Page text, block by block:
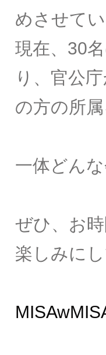
めさせて
現在、30
り、官公
の方の所
一体どん
ぜひ、お
楽しみに